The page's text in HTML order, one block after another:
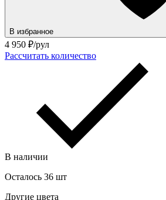
В избранное
4 950 ₽/рул
Рассчитать количество
В наличии
Осталось 36 шт
Другие цвета